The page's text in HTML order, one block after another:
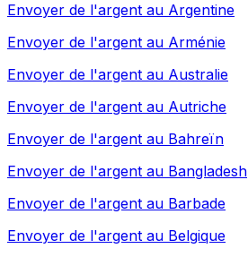
Envoyer de l'argent au Argentine
Envoyer de l'argent au Arménie
Envoyer de l'argent au Australie
Envoyer de l'argent au Autriche
Envoyer de l'argent au Bahreïn
Envoyer de l'argent au Bangladesh
Envoyer de l'argent au Barbade
Envoyer de l'argent au Belgique